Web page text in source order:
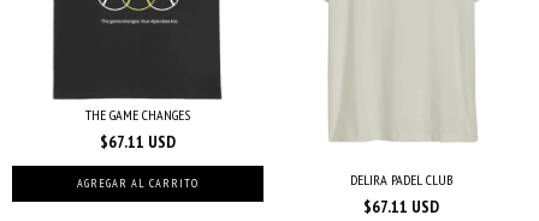
THE GAME CHANGES
$67.11 USD
AGREGAR AL CARRITO DELIRA PADEL CLUB
$67.11 USD